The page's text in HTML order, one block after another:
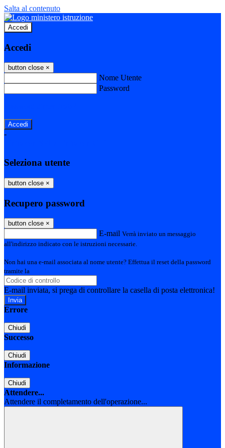
Salta al contenuto
Accedi
Accedi
button close ×
Nome Utente
Password
-
Seleziona utente
button close ×
Recupero password
button close ×
E-mail Verrà inviato un messaggio
all'indirizzo indicato con le istruzioni necessarie.
Non hai una e-mail associata al nome utente? Effettua il reset della password
tramite la
E-mail inviata, si prega di controllare la casella di posta elettronica!
Errore
Chiudi
Successo
Chiudi
Informazione
Chiudi
Attendere...
Attendere il completamento dell'operazione...